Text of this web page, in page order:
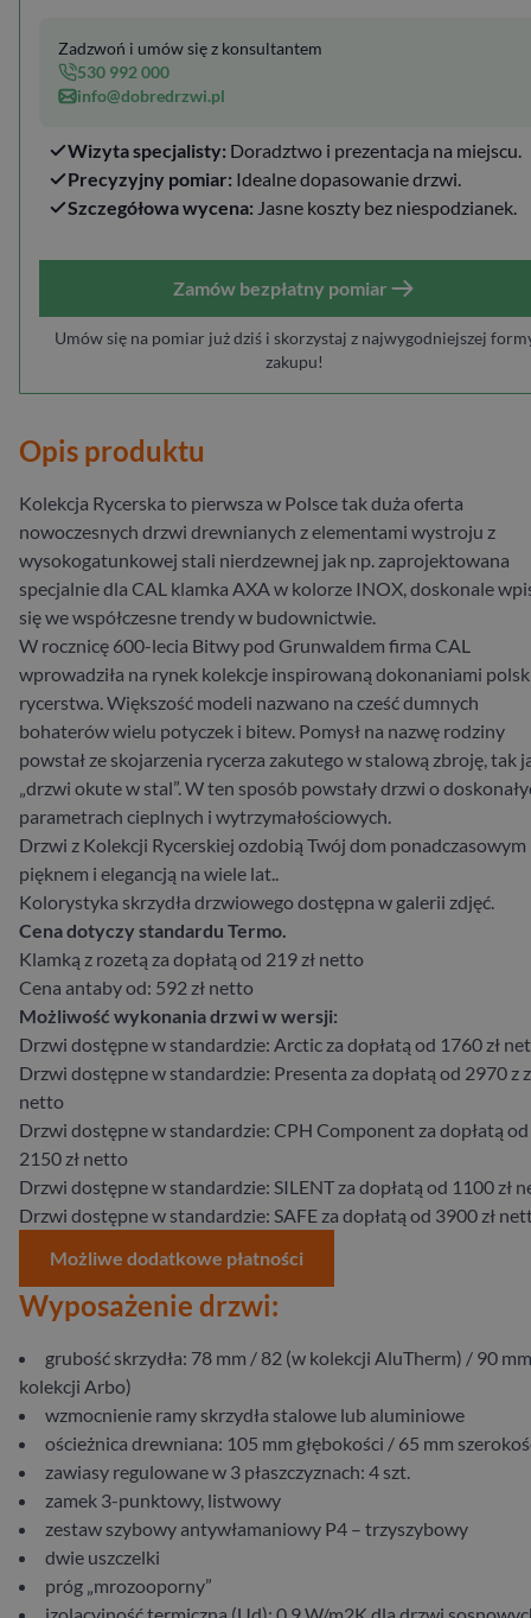
Wizyta specjalisty: Doradztwo i prezentacja na miejscu.
Precyzyjny pomiar: Idealne dopasowanie drzwi.
Szczegółowa wycena: Jasne koszty bez niespodzianek.
Zadzwoń i umów się z konsultantem
530 992 000
info@dobredrzwi.pl
Zamów bezpłatny pomiar
Umów się na pomiar już dziś i skorzystaj z najwygodniejszej
zakupu!
Opis produktu
Kolekcja Rycerska to pierwsza w Polsce tak duża oferta
nowoczesnych drzwi drewnianych z elementami wystroju z
wysokogatunkowej stali nierdzewnej jak np. zaprojektowana
specjalnie dla CAL klamka AXA w kolorze INOX, doskonale
się we współczesne trendy w budownictwie.
W rocznicę 600-lecia Bitwy pod Grunwaldem firma CAL
wprowadziła na rynek kolekcje inspirowaną dokonaniami
rycerstwa. Większość modeli nazwano na cześć dumnych
bohaterów wielu potyczek i bitew. Pomysł na nazwę rodziny
powstał ze skojarzenia rycerza zakutego w stalową zbroję, tak
„drzwi okute w stal”. W ten sposób powstały drzwi o
parametrach cieplnych i wytrzymałościowych.
Drzwi z Kolekcji Rycerskiej ozdobią Twój dom ponadczasowym
pięknem i elegancją na wiele lat..
Kolorystyka skrzydła drzwiowego dostępna w galerii zdjęć.
Cena dotyczy standardu Termo.
Klamką z rozetą za dopłatą od 219 zł netto
Cena antaby od: 592 zł netto
Możliwość wykonania drzwi w wersji:
Drzwi dostępne w standardzie: Arctic za dopłatą od 1760 zł
Drzwi dostępne w standardzie: Presenta za dopłatą od 2970 z
netto
Drzwi dostępne w standardzie: CPH Component za dopłatą od
2150 zł netto
Drzwi dostępne w standardzie: SILENT za dopłatą od 1100 zł
Drzwi dostępne w standardzie: SAFE za dopłatą od 3900 zł
Możliwe dodatkowe płatności
Wyposażenie drzwi:
grubość skrzydła: 78 mm / 82 (w kolekcji AluTherm) / 90
kolekcji Arbo)
wzmocnienie ramy skrzydła stalowe lub aluminiowe
ościeżnica drewniana: 105 mm głębokości / 65 mm
zawiasy regulowane w 3 płaszczyznach: 4 szt.
zamek 3-punktowy, listwowy
zestaw szybowy antywłamaniowy P4 – trzyszybowy
dwie uszczelki
próg „mrozooporny”